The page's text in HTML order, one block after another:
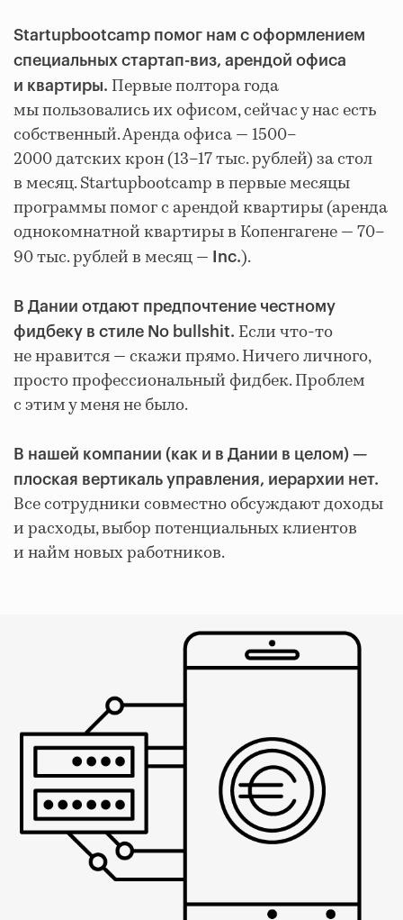
Startupbootcamp помог нам с оформлением
специальных стартап-виз, арендой офиса
и квартиры. Первые полтора года
мы пользовались их офисом, сейчас у нас есть
собственный. Аренда офиса — 1500–
2000 датских крон (13–17 тыс. рублей) за стол
в месяц. Startupbootcamp в первые месяцы
программы помог с арендой квартиры (аренда
однокомнатной квартиры в Копенгагене — 70–
90 тыс. рублей в месяц —
Inc.).
В Дании отдают предпочтение честному
фидбеку в стиле No bullshit. Если что-то
не нравится — скажи прямо. Ничего личного,
просто профессиональный фидбек. Проблем
с этим у меня не было.
В нашей компании (как и в Дании в целом) —
плоская вертикаль управления, иерархии нет.
Все сотрудники совместно обсуждают доходы
и расходы, выбор потенциальных клиентов
и найм новых работников.